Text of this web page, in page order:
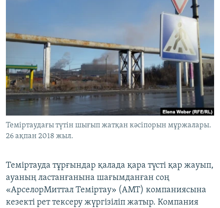
ЖАЗЫЛЫҢЫЗ
Басқа тілдерде
Теміртаудағы түтін шығып жатқан кәсіпорын мұржалары.
26 ақпан 2018 жыл.
Теміртауда тұрғындар қалада қара түсті қар жауып,
ауаның ластанғанына шағымданған соң
«АрселорМиттал Теміртау» (АМТ) компаниясына
кезекті рет тексеру жүргізіліп жатыр. Компания